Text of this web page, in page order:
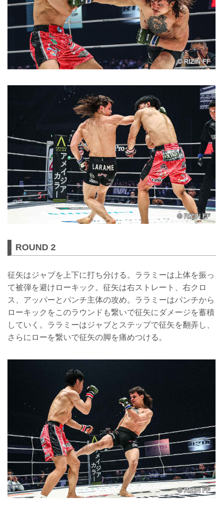
ROUND 2
征矢はジャブを上下に打ち分ける。ララミーは上体を振っ
て被弾を避けローキック。征矢は右ストレート、右クロ
ス、アッパーとパンチ主体の攻め。ララミーはパンチから
ローキックをこのラウンドも繋いで征矢にダメージを蓄積
していく。ララミーはジャブとステップで征矢を翻弄し、
さらにローを繋いで征矢の脚を痛めつける。